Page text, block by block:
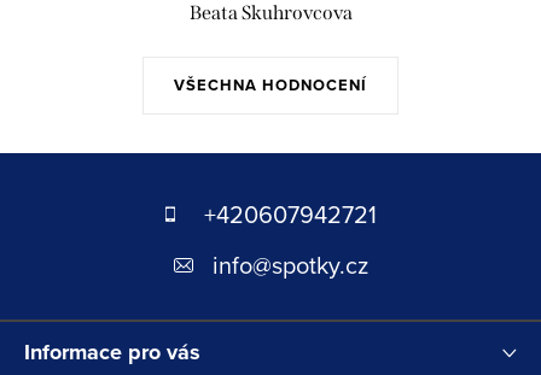
VŠECHNA HODNOCENÍ
Beata Skuhrovcova
t
+420607942721
info@spotky.cz
Informace pro vás